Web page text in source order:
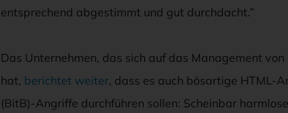
entsprechend abgestimmt und gut durchdacht.”
Das Unternehmen, das sich auf das Management
hat, berichtet weiter, dass es auch bösartige HTML-
(BitB)-Angriffe durchführen sollen: Scheinbar